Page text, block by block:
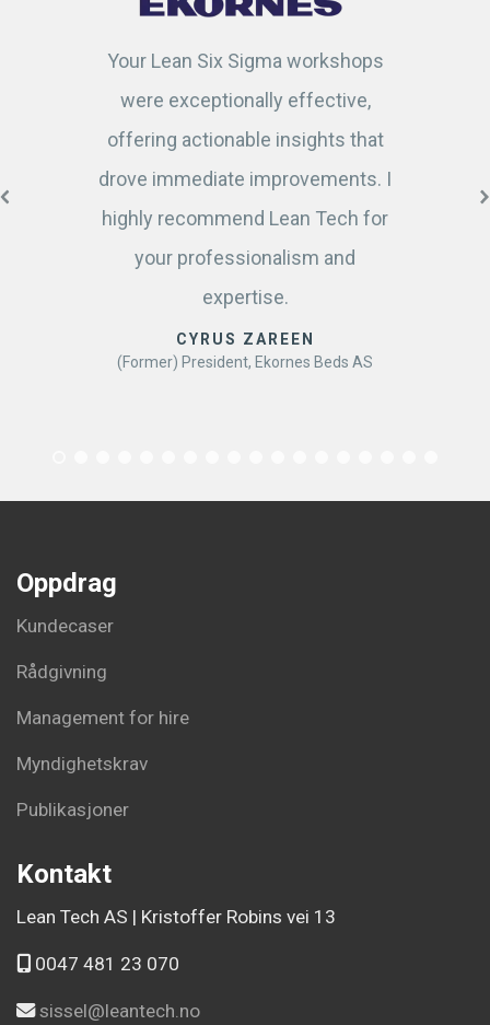
Your Lean Six Sigma workshops
were exceptionally effective,
offering actionable insights that
drove immediate improvements. I
highly recommend Lean Tech for
your professionalism and
expertise.
CYRUS ZAREEN
(Former) President, Ekornes Beds AS
Oppdrag
Kundecaser
Rådgivning
Management for hire
Myndighetskrav
Publikasjoner
Kontakt
Lean Tech AS | Kristoffer Robins vei 13
0047 481 23 070
sissel@leantech.no